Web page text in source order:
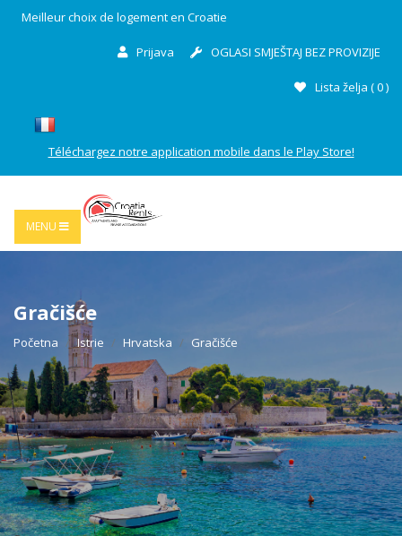
Meilleur choix de logement en Croatie
Prijava OGLASI SMJEŠTAJ BEZ PROVIZIJE
Lista želja (0)
Téléchargez notre application mobile dans le Play Store!
MENU
Gračišće
Početna Istrie Hrvatska Gračišće